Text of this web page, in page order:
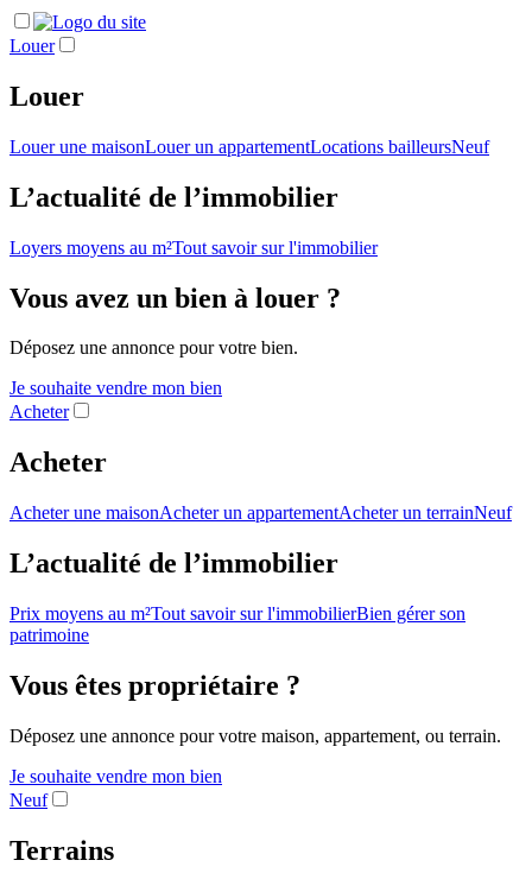
Louer
Louer
Louer une maisonLouer un appartementLocations bailleursNeuf
L’actualité de l’immobilier
Loyers moyens au m²Tout savoir sur l'immobilier
Vous avez un bien à louer ?
Déposez une annonce pour votre bien.
Je souhaite vendre mon bien
Acheter
Acheter
Acheter une maisonAcheter un appartementAcheter un terrainNeuf
L’actualité de l’immobilier
Prix moyens au m²Tout savoir sur l'immobilierBien gérer son
patrimoine
Vous êtes propriétaire ?
Déposez une annonce pour votre maison, appartement, ou terrain.
Je souhaite vendre mon bien
Neuf
Terrains